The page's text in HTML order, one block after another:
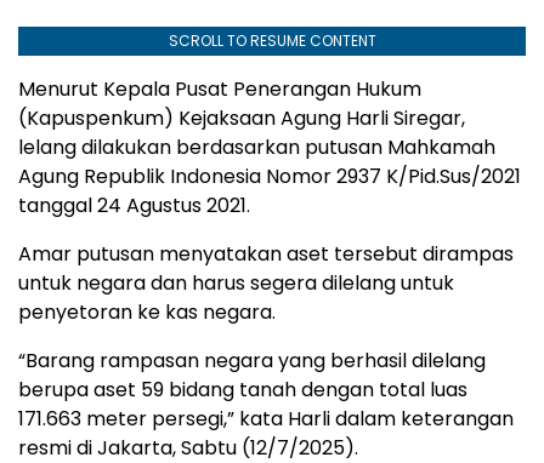
SCROLL TO RESUME CONTENT
Menurut Kepala Pusat Penerangan Hukum
(Kapuspenkum) Kejaksaan Agung Harli Siregar,
lelang dilakukan berdasarkan putusan Mahkamah
Agung Republik Indonesia Nomor 2937 K/Pid.Sus/2021
tanggal 24 Agustus 2021.
Amar putusan menyatakan aset tersebut dirampas
untuk negara dan harus segera dilelang untuk
penyetoran ke kas negara.
“Barang rampasan negara yang berhasil dilelang
berupa aset 59 bidang tanah dengan total luas
171.663 meter persegi,” kata Harli dalam keterangan
resmi di Jakarta, Sabtu (12/7/2025).